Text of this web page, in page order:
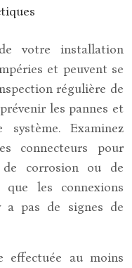
votre installation
et peuvent se
régulière de
les pannes et
Examinez
connecteurs pour
de corrosion ou de
que les connexions
a pas de signes de
effectuée au moins